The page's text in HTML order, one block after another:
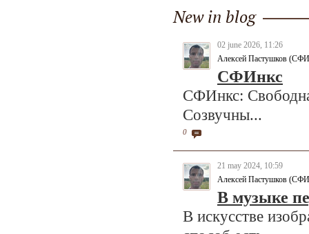
New in blog
02 june 2026, 11:26
Алексей Пастушков
СФИнкс
СФИнкс:
Созвучны...
0
21 may 2024, 10:59
Алексей Пастушков
В музыке
В искусстве